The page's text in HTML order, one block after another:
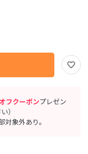
フクーポンプレゼン
）
象外あり。